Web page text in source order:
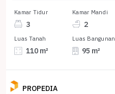
Kamar Tidur
3
Kamar Mandi
2
Luas Tanah
110 m²
Luas Bangunan
95 m²
PROPEDIA